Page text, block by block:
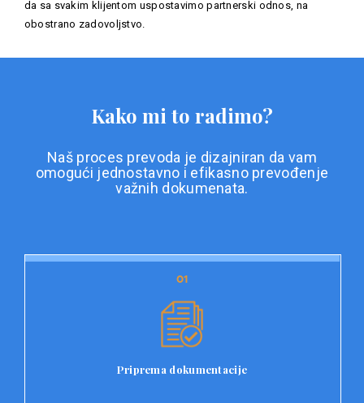
da sa svakim klijentom uspostavimo partnerski odnos, na
obostrano zadovoljstvo.
Kako mi to radimo?
Naš proces prevoda je dizajniran da vam
omogući jednostavno i efikasno prevođenje
važnih dokumenata.
01
Priprema dokumentacije
01
Prvi korak u našem procesu prevoda je priprema
dokumentacije. Korisnici jednostavno učitavaju svoje
dokumenta, kao i specifične zahtjeve za prevod.